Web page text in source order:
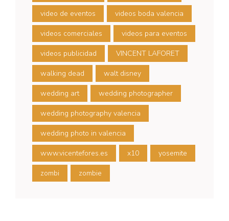
video de eventos videos boda valencia
videos comerciales videos para eventos
videos publicidad VINCENT LAFORET
walking dead walt disney
wedding art wedding photographer
wedding photography valencia
wedding photo in valencia
www.vicentefores.es x10 yosemite
zombi zombie